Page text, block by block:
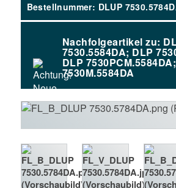
Bestellnummer: DLUP
Nachfolgeartikel zu:
7530.5584DA; DLP
DLP
7530M.5584DA